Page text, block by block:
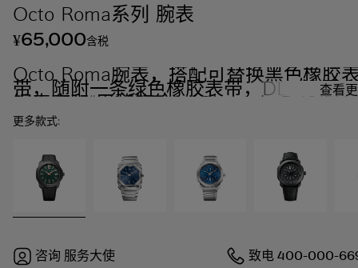
Octo Roma系列 腕表
¥65,000含税
Octo Roma腕表，搭配可替换黑色橡胶
带，随附一条绿色橡胶表带，DLC涂层精
钢表壳和“巴黎钉纹”（Clous de Paris）
色表盘。品牌自制的自动上链机械机芯。
防水深度可达100米。
查看
更多款式:
咨询 服务大使 致电400-000-